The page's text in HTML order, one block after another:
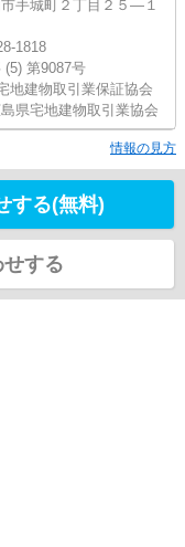
手城町２丁目２５―１
1818
(5) 第9087号
地建物取引業保証協会
島県宅地建物取引業協会
情報の見方
する(無料)
する